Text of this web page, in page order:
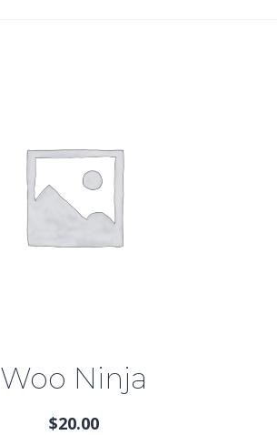
Woo Ninja
$20.00